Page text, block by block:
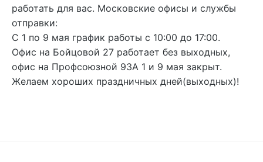
работать для вас. Московские офисы и службы
отправки:
С 1 по 9 мая график работы с 10:00 до 17:00.
Офис на Бойцовой 27 работает без выходных,
офис на Профсоюзной 93А 1 и 9 мая закрыт.
Желаем хороших праздничных дней(выходных)!